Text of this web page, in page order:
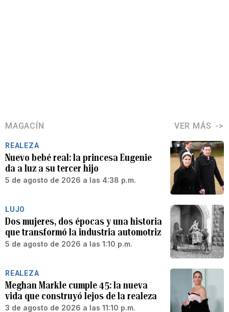
MAGACÍN VER MÁS
REALEZA
Nuevo bebé real: la princesa Eugenie
da a luz a su tercer hijo
5 de agosto de 2026 a las 4:38 p.m.
LUJO
Dos mujeres, dos épocas y una historia
que transformó la industria automotriz
5 de agosto de 2026 a las 1:10 p.m.
REALEZA
Meghan Markle cumple 45: la nueva
vida que construyó lejos de la realeza
3 de agosto de 2026 a las 11:10 p.m.